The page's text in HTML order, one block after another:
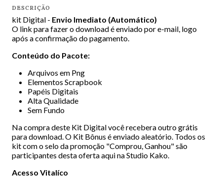
DESCRIÇÃO
kit Digital - Envio Imediato (Automático)
O link para fazer o download é enviado por e-mail, logo
após a confirmação do pagamento.
Conteúdo do Pacote:
Arquivos em Png
Elementos Scrapbook
Papéis Digitais
Alta Qualidade
Sem Fundo
Na compra deste Kit Digital você recebera outro grátis
para download. O Kit Bônus é enviado aleatório. Todos os
kit com o selo da promoção "Comprou, Ganhou" são
participantes desta oferta aqui na Studio Kako.
Acesso Vitalíco